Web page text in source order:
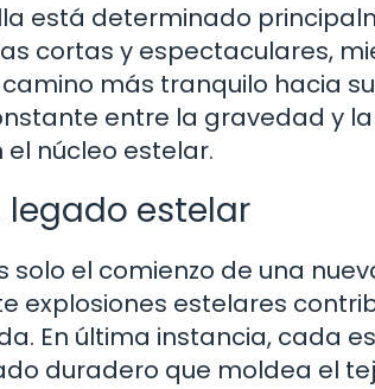
está determinado
cortas y espectaculares,
más tranquilo hacia
entre la gravedad y
núcleo estelar.
estelar
el comienzo de una
explosiones estelares
En última instancia, cada
duradero que moldea el